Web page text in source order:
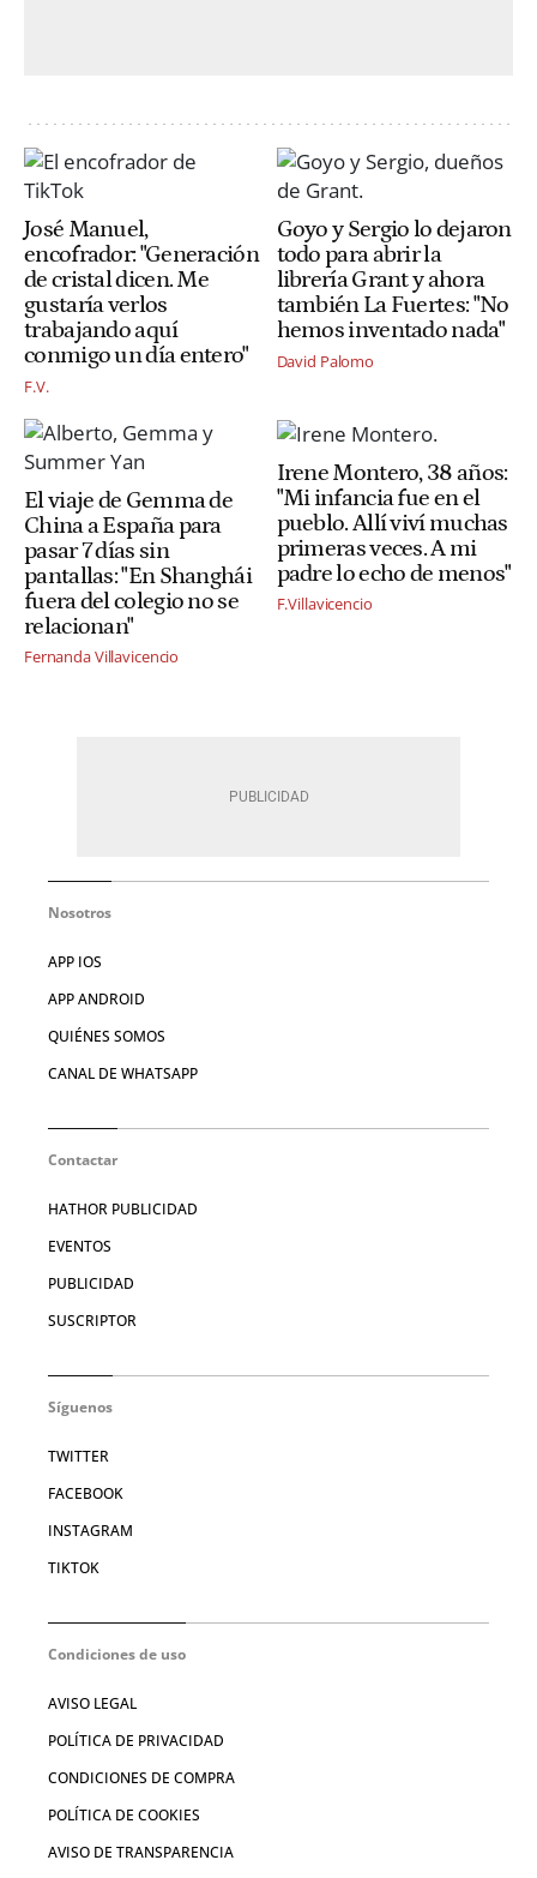
José Manuel,
encofrador: "Generación
de cristal dicen. Me
gustaría verlos
trabajando aquí
conmigo un día entero"
F.V.
Goyo y Sergio lo dejaron
todo para abrir la
librería Grant y ahora
también La Fuertes: "No
hemos inventado nada"
David Palomo
El viaje de Gemma de
China a España para
pasar 7 días sin
pantallas: "En Shanghái
fuera del colegio no se
relacionan"
Fernanda Villavicencio
Irene Montero, 38 años:
"Mi infancia fue en el
pueblo. Allí viví muchas
primeras veces. A mi
padre lo echo de menos"
F.Villavicencio
Nosotros
APP IOS
APP ANDROID
QUIÉNES SOMOS
CANAL DE WHATSAPP
Contactar
HATHOR PUBLICIDAD
EVENTOS
PUBLICIDAD
SUSCRIPTOR
Síguenos
TWITTER
FACEBOOK
INSTAGRAM
TIKTOK
Condiciones de uso
AVISO LEGAL
POLÍTICA DE PRIVACIDAD
CONDICIONES DE COMPRA
POLÍTICA DE COOKIES
AVISO DE TRANSPARENCIA